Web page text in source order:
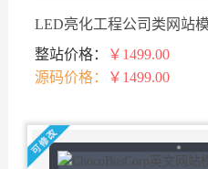
LED亮化工程公司类网站
整站价格：
￥1499.00
源码价格：
￥1499.00